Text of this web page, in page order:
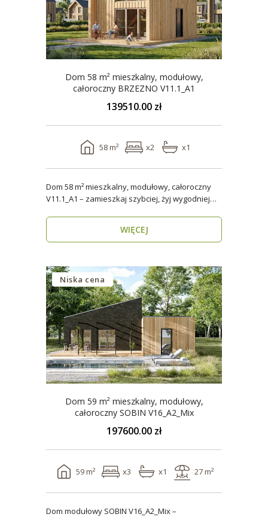
Dom 58 m² mieszkalny, modułowy,
całoroczny BRZEZNO V11.1_A1
139510.00 zł
58 m² x2 x1
Dom 58 m² mieszkalny, modułowy, całoroczny
V11.1_A1 – zamieszkaj szybciej, żyj wygodniej
WIĘCEJ
Niska cena
Dom 59 m² mieszkalny, modułowy,
całoroczny SOBIN V16_A2_Mix
197600.00 zł
59 m² x3 x1 27 m²
Dom modułowy SOBIN V16_A2_Mix –